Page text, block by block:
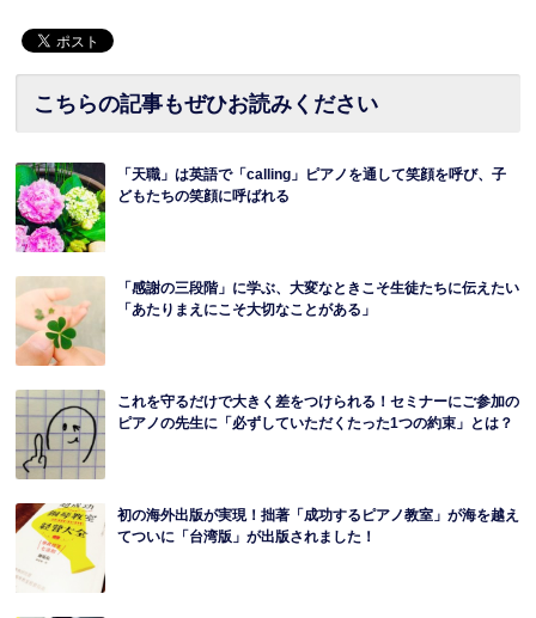
こちらの記事もぜひお読みください
「天職」は英語で「calling」ピアノを通して笑顔を呼び、子
どもたちの笑顔に呼ばれる
「感謝の三段階」に学ぶ、大変なときこそ生徒たちに伝えたい
「あたりまえにこそ大切なことがある」
これを守るだけで大きく差をつけられる！セミナーにご参加の
ピアノの先生に「必ずしていただくたった1つの約束」とは？
初の海外出版が実現！拙著「成功するピアノ教室」が海を越え
てついに「台湾版」が出版されました！